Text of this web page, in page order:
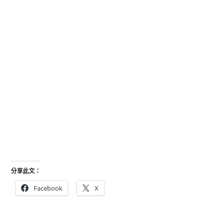
分享此文：
Facebook X